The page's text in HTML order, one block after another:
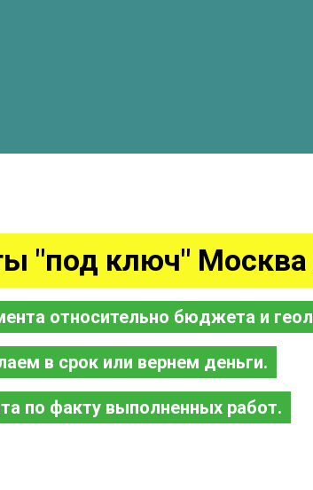
"под ключ" Москва
относительно бюджета и
в срок или вернем деньги.
по факту выполненных работ.